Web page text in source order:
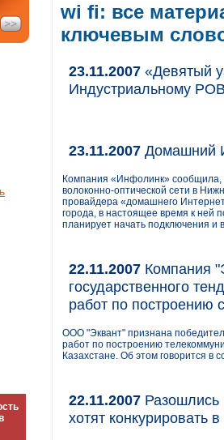
wi fi: все
ключевым
23.11.2007 «Девятый
Индустриальному
23.11.2007 Домашний
Компания «Инфолинк» сообщила,
волоконно-оптической сети в
провайдера «домашнего
города, в настоящее время к ней
планирует начать подключения и
22.11.2007 Компания
государственного
работ по построению
ООО "Эквант" признана
работ по построению
Казахстане. Об этом говорится
22.11.2007 Разошлись
хотят конкурировать